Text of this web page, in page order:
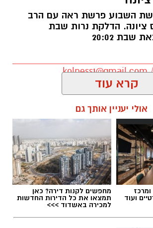
הביטחון נהרג
חמש עברה המשפחה לנס ציונה.
וחסד
מתקיים גם השנה כחלק
לתרגם את הכאב לעשייה
משפחתו של טל בחרה להנציח
שהייתה מזוהה עמו – אהבת האדם
תוך הדגשת ערכי הערבות ההדדית
זיכרון
השבוע פרשת ראה עם הרב
ציונה. הדלקת נרות שבת
kolness1@gmail.com
נס ציונה
קרא עוד
אולי יעניין אותך גם
ועוד
מחפשים לקנות דירה? כאן
תמצאו את כל הדירות החדשות
למכירה באשדוד >>>